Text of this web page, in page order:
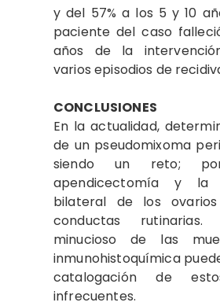
y del 57% a los 5 y 10
paciente del caso
años de la
varios episodios de
CONCLUSIONES
En la actualidad,
de un pseudomixoma
siendo un reto;
apendicectomía y la
bilateral de los
conductas rutinarias.
minucioso de las
inmunohistoquímica
catalogación de
infrecuentes.